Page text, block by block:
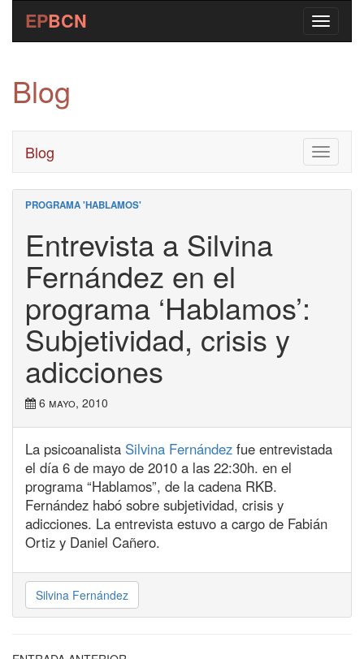
EPBCN
Blog
Toggle
Blog
PROGRAMA 'HABLAMOS'
Entrevista a Silvina
Fernández en el
programa ‘Hablamos’:
Subjetividad, crisis y
adicciones
6 mayo, 2010
La psicoanalista Silvina Fernández fue entrevistada
el día 6 de mayo de 2010 a las 22:30h. en el
programa “Hablamos”, de la cadena RKB.
Fernández habó sobre subjetividad, crisis y
adicciones. La entrevista estuvo a cargo de Fabián
Ortiz y Daniel Cañero.
Silvina Fernández